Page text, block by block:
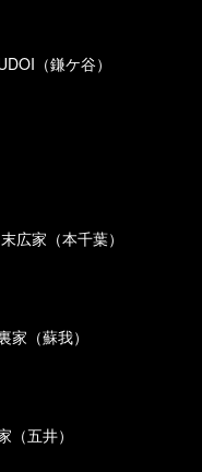
（鎌ケ谷）
広家（本千葉）
家（蘇我）
（五井）